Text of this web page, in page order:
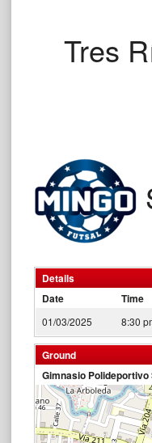
Tres
Details
Date
Time
01/03/2025 8:30
Ground
Gimnasio